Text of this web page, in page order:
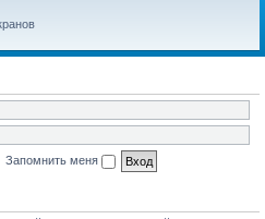
Запомнить меня